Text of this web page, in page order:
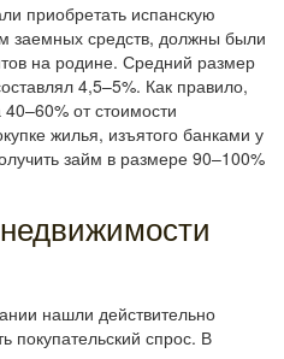
приобретать испанскую
заемных средств, должны были
на родине. Средний размер
4,5–5%. Как правило,
от стоимости
жилья, изъятого банками у
займ в размере 90–100%
нашли действительно
покупательский спрос. В